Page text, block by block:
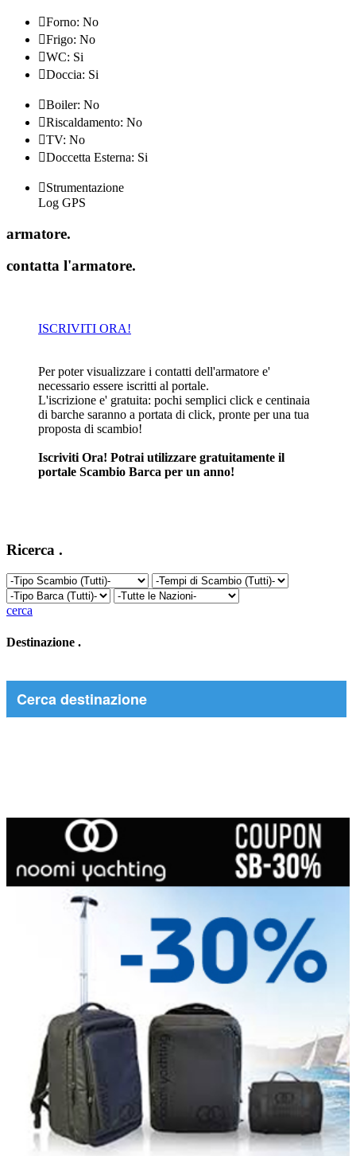
Forno: No
Frigo: No
WC: Si
Doccia: Si
Boiler: No
Riscaldamento: No
TV: No
Doccetta Esterna: Si
Strumentazione
Log GPS
armatore.
contatta l'armatore.
ISCRIVITI ORA!
Per poter visualizzare i contatti dell'armatore e'
necessario essere iscritti al portale.
L'iscrizione e' gratuita: pochi semplici click e centinaia
di barche saranno a portata di click, pronte per una tua
proposta di scambio!
Iscriviti Ora! Potrai utilizzare gratuitamente il
portale Scambio Barca per un anno!
Ricerca .
cerca
Destinazione .